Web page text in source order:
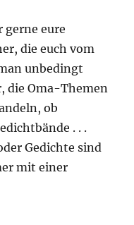
gerne eure
die euch vom
unbedingt
die Oma-Themen
ob
. . .
Gedichte sind
mit einer